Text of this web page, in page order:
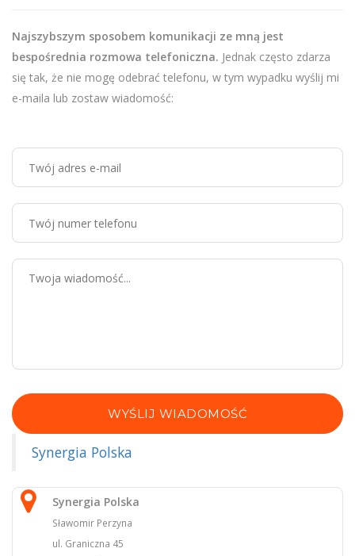
Najszybszym sposobem komunikacji ze mną jest
bespośrednia rozmowa telefoniczna. Jednak często zdarza
się tak, że nie mogę odebrać telefonu, w tym wypadku wyślij mi
e-maila lub zostaw wiadomość:
WYŚLIJ WIADOMOŚĆ
Synergia Polska
Synergia Polska
Sławomir Perzyna
ul. Graniczna 45